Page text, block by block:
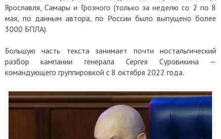
Ярославля, Самары и Грозного (только за неделю со 2 по 8
мая, по данным автора, по России было выпущено более
3000 БПЛА).
Большую часть текста занимает почти ностальгический
разбор кампании генерала Сергея Суровикина —
командующего группировкой с 8 октября 2022 года.